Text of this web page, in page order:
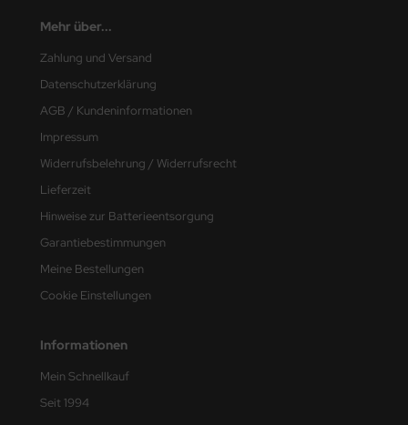
Mehr über...
Zahlung und Versand
Datenschutzerklärung
AGB / Kundeninformationen
Impressum
Widerrufsbelehrung / Widerrufsrecht
Lieferzeit
Hinweise zur Batterieentsorgung
Garantiebestimmungen
Meine Bestellungen
Cookie Einstellungen
Informationen
Mein Schnellkauf
Seit 1994